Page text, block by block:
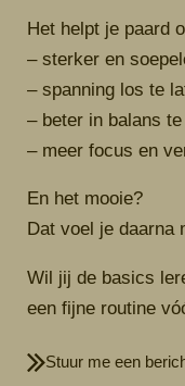
Het helpt je paard
– sterker en
– spanning los te
– beter in balans
– meer focus en
En het mooie?
Dat voel je daarna
Wil jij de basics
een fijne routine
Stuur me een